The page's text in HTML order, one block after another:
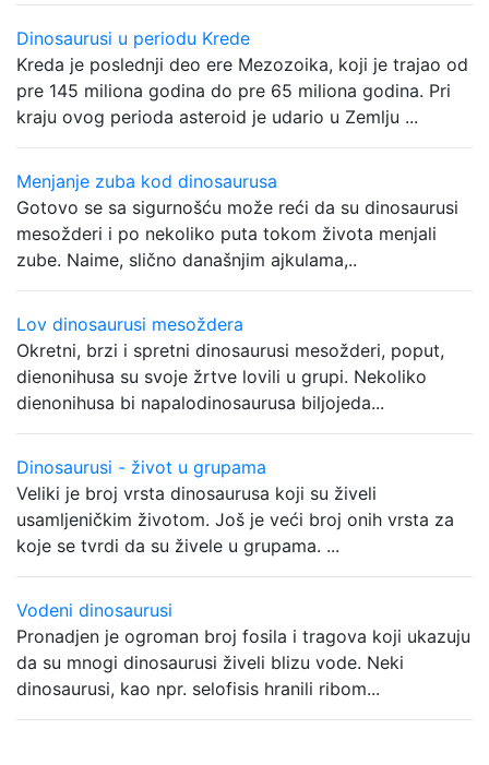
Dinosaurusi u periodu Krede
Kreda je poslednji deo ere Mezozoika, koji je trajao od
pre 145 miliona godina do pre 65 miliona godina. Pri
kraju ovog perioda asteroid je udario u Zemlju ...
Menjanje zuba kod dinosaurusa
Gotovo se sa sigurnošću može reći da su dinosaurusi
mesožderi i po nekoliko puta tokom života menjali
zube. Naime, slično današnjim ajkulama,..
Lov dinosaurusi mesoždera
Okretni, brzi i spretni dinosaurusi mesožderi, poput,
dienonihusa su svoje žrtve lovili u grupi. Nekoliko
dienonihusa bi napalodinosaurusa biljojeda...
Dinosaurusi - život u grupama
Veliki je broj vrsta dinosaurusa koji su živeli
usamljeničkim životom. Još je veći broj onih vrsta za
koje se tvrdi da su živele u grupama. ...
Vodeni dinosaurusi
Pronadjen je ogroman broj fosila i tragova koji ukazuju
da su mnogi dinosaurusi živeli blizu vode. Neki
dinosaurusi, kao npr. selofisis hranili ribom...